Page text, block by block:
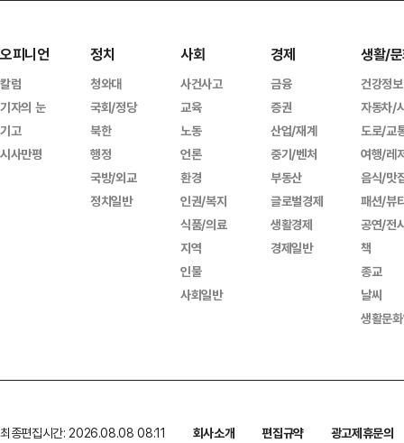
오피니언
칼럼
기자의 눈
기고
시사만평
정치
청와대
국회/정당
북한
행정
국방/외교
정치일반
사회
사건사고
교육
노동
언론
환경
인권/복지
식품/의료
지역
인물
사회일반
경제
금융
증권
산업/재계
중기/벤처
부동산
글로벌경제
생활경제
경제일반
생활/
건강정보
자동차/
도로/교
여행/레
음식/맛
패션/뷰
공연/전
책
종교
날씨
생활문
최종편집시간: 2026.08.08 08:11 회사소개 편집규약
광고제휴문의